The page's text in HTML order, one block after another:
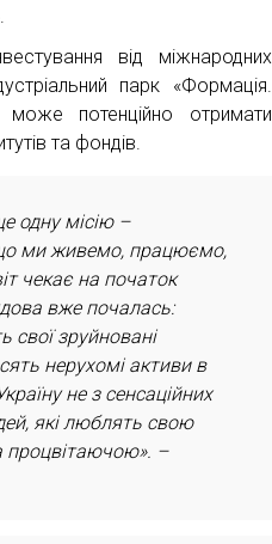
від міжнародних
парк «Формація.
потенційно отримати
та фондів.
одну місію –
ми живемо, працюємо,
чекає на початок
вже почалась:
свої зруйновані
нерухомі активи в
не з сенсаційних
які люблять свою
процвітаючою». –